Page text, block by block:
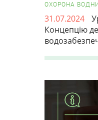
ОХОРОНА
31.07.2024
Концепцію